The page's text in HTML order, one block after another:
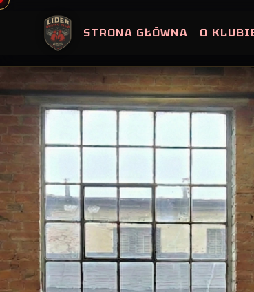
Skip
STRONA GŁÓWNA O